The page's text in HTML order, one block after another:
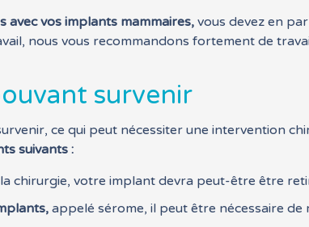
avec vos implants mammaires, vous devez en
nous vous recommandons fortement de
survenir
ce qui peut nécessiter une intervention
suivants :
chirurgie, votre implant devra peut-être être
appelé sérome, il peut être nécessaire